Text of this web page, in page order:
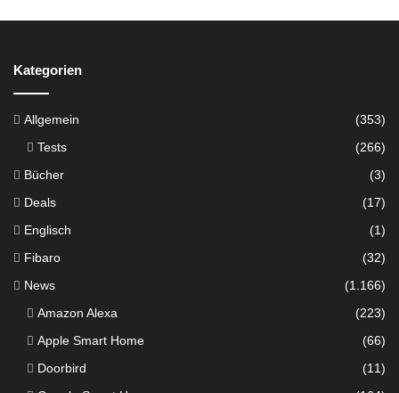
Kategorien
Allgemein (353)
Tests (266)
Bücher (3)
Deals (17)
Englisch (1)
Fibaro (32)
News (1.166)
Amazon Alexa
(223)
Apple Smart Home
(66)
Doorbird
(11)